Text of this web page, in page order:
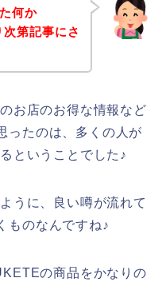
何か
第記事にさ
お店のお得な情報など
ったのは、多くの人が
ということでした♪
うに、良い噂が流れて
ものなんですね♪
の商品をかなりの